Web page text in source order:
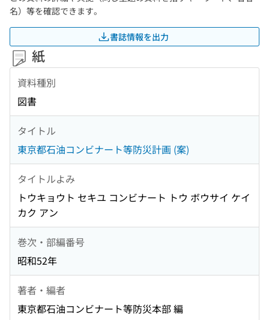
名）等を確認できます。
書誌情報を出力
紙
資料種別
図書
タイトル
東京都石油コンビナート等防災計画 (案)
タイトルよみ
トウキョウト セキユ コンビナート トウ ボウサイ ケイ
カク アン
巻次・部編番号
昭和52年
著者・編者
東京都石油コンビナート等防災本部 編